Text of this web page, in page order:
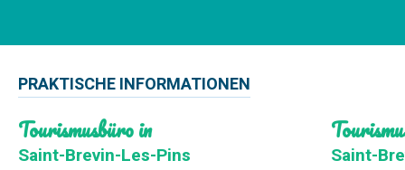
PRAKTISCHE INFORMATIONEN
Tourismusbüro in
Saint-Brevin-Les-Pins Saint-